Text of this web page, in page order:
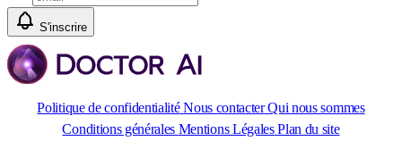
S'inscrire
Politique de confidentialité Nous contacter Qui nous sommes
Conditions générales Mentions Légales Plan du site